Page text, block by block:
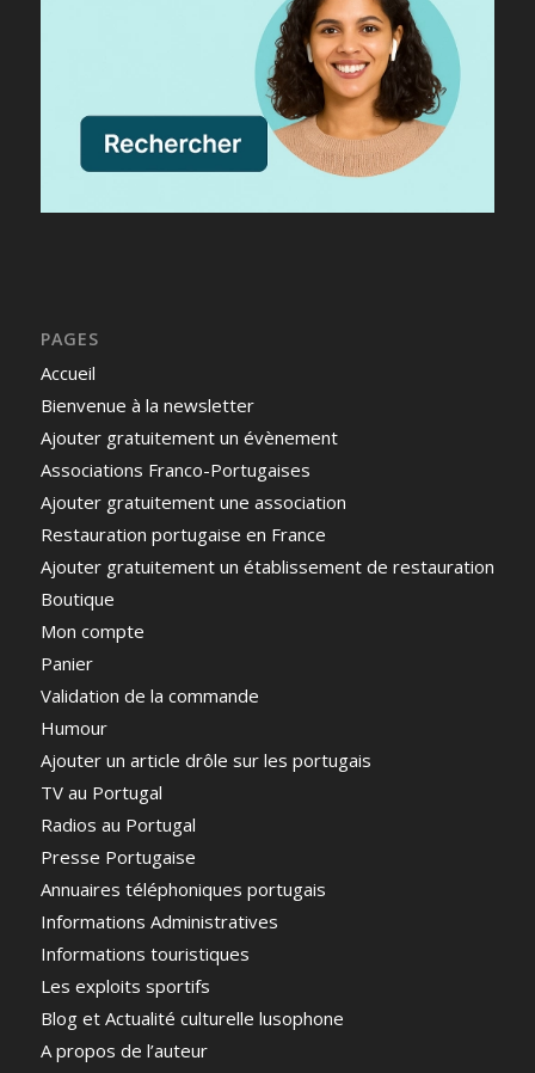
PAGES
Accueil
Bienvenue à la newsletter
Ajouter gratuitement un évènement
Associations Franco-Portugaises
Ajouter gratuitement une association
Restauration portugaise en France
Ajouter gratuitement un établissement de restauration
Boutique
Mon compte
Panier
Validation de la commande
Humour
Ajouter un article drôle sur les portugais
TV au Portugal
Radios au Portugal
Presse Portugaise
Annuaires téléphoniques portugais
Informations Administratives
Informations touristiques
Les exploits sportifs
Blog et Actualité culturelle lusophone
A propos de l’auteur